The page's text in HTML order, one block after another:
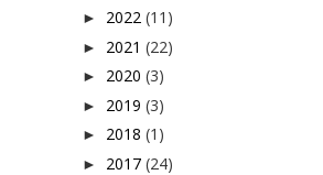
► 2022 (11)
► 2021 (22)
► 2020 (3)
► 2019 (3)
► 2018 (1)
► 2017 (24)